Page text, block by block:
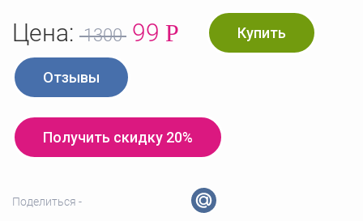
Цена: 1300 99 Р Купить
Отзывы
Получить скидку 20%
Поделиться -